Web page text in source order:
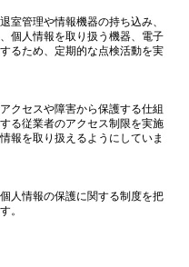
室管理や情報機器の持ち込み、
個人情報を取り扱う機器、電子
るため、定期的な点検活動を実
クセスや障害から保護する仕組
る従業者のアクセス制限を実施
報を取り扱えるようにしていま
人情報の保護に関する制度を把
。